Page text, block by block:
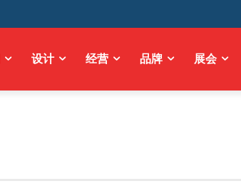
设计 经营 品牌 展会